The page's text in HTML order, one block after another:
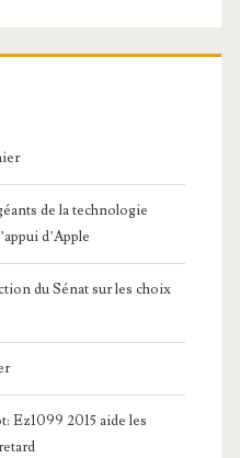
de la technologie
d’Apple
du Sénat sur les choix
Ez1099 2015 aide les